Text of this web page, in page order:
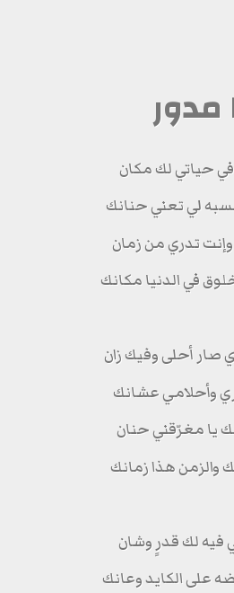
مدور
حياتي لك مكان
لي تعني حنانك
تدري من زمان
في الدنيا مكانك
صار أحلى وفيك زان
وأحلامي عشانك
يا مغرّقني حنان
والزمن هذا زمانك
فيه لك قدرٍ وشان
على الكايد وعانك